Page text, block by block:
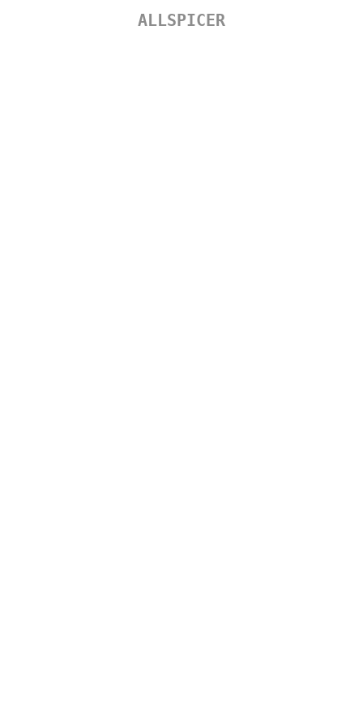
ALLSPICER